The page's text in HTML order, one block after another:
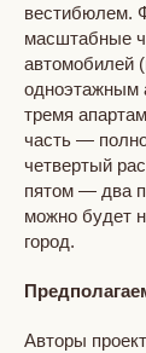
вестибюлем.
масштабные
автомобилей
одноэтажным
тремя
часть —
четвертый
пятом — два
можно будет
город.
Авторы